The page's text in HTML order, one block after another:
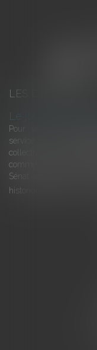
LES DERNIÈRES
Le joug léger des
Pour une gestion
service du
collectivités Le
comme une charge.
Sénat a consacré,
historiques invite à y